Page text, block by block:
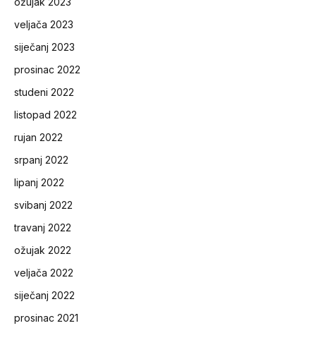
veljača 2023
siječanj 2023
prosinac 2022
studeni 2022
listopad 2022
rujan 2022
srpanj 2022
lipanj 2022
svibanj 2022
travanj 2022
ožujak 2022
veljača 2022
siječanj 2022
prosinac 2021